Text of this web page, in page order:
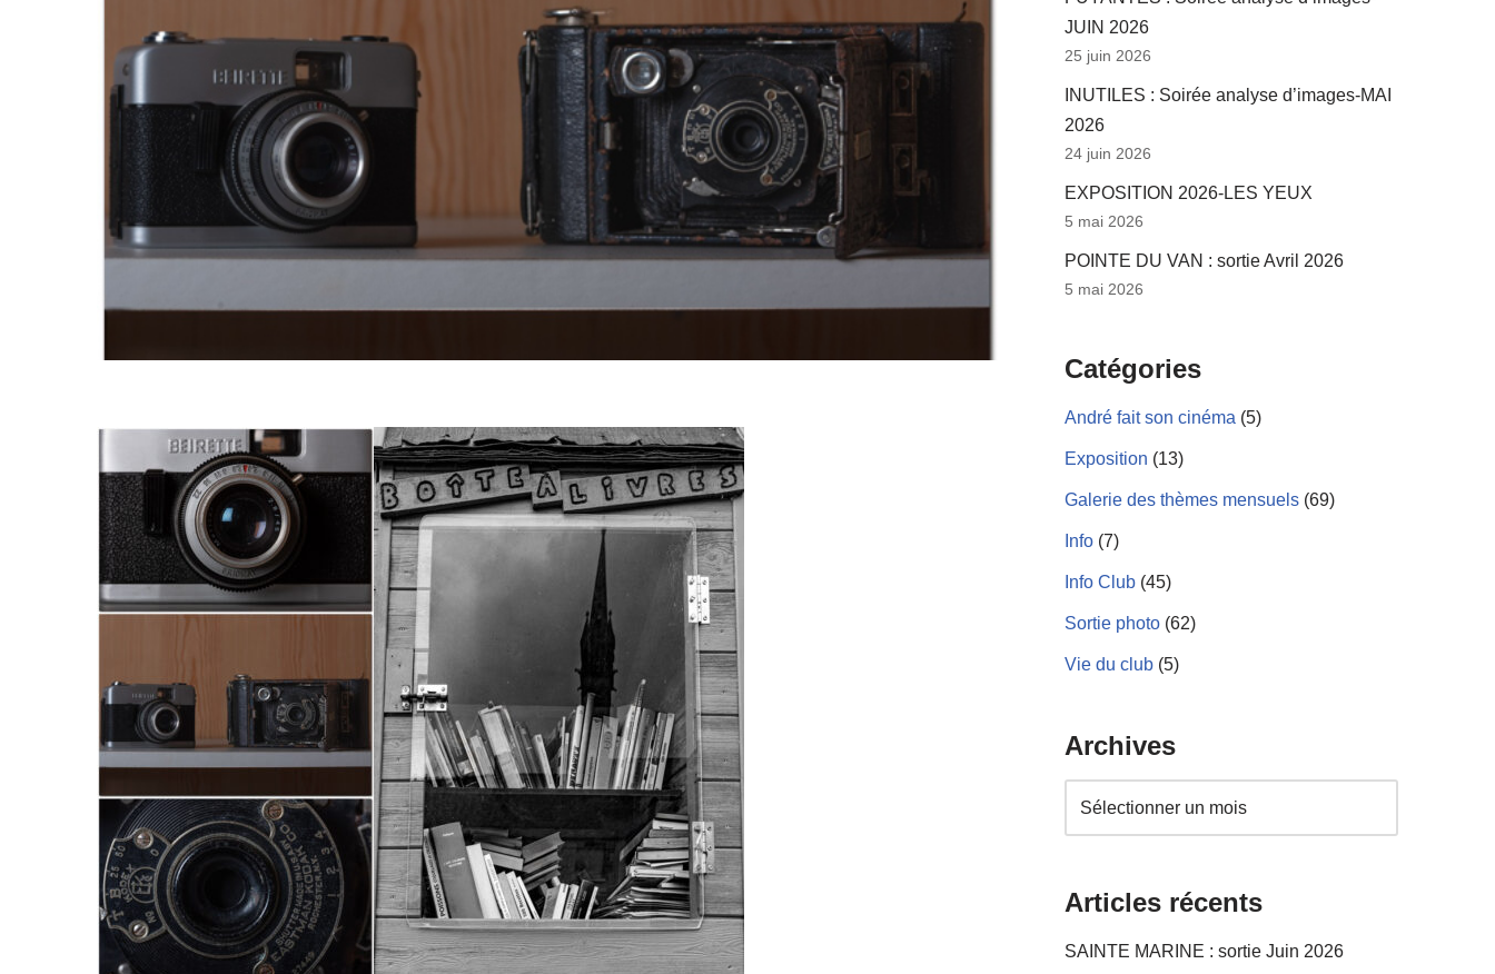
JUIN 2026
25 juin 2026
INUTILES : Soirée analyse d’images-MAI
2026
24 juin 2026
EXPOSITION 2026-LES YEUX
5 mai 2026
POINTE DU VAN : sortie Avril 2026
5 mai 2026
Catégories
André fait son cinéma (5)
Exposition (13)
Galerie des thèmes mensuels (69)
Info (7)
Info Club (45)
Sortie photo (62)
Vie du club (5)
Archives
Articles récents
SAINTE MARINE : sortie Juin 2026